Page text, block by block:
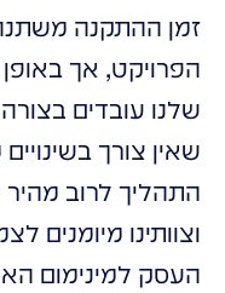
זמן ההתקנה
הפרויקט, אך
שלנו עובדים בצורה
שאין צורך
התהליך לרוב
וצוותינו
העסק למינימום